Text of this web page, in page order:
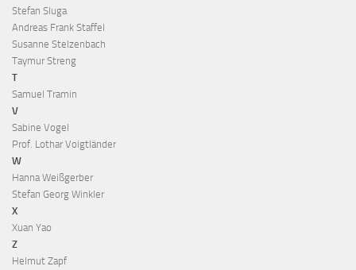
Stefan Sluga
Andreas Frank Staffel
Susanne Stelzenbach
Taymur Streng
T
Samuel Tramin
V
Sabine Vogel
Prof. Lothar Voigtländer
W
Hanna Weißgerber
Stefan Georg Winkler
X
Xuan Yao
Z
Helmut Zapf